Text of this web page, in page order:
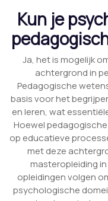
Kun je
Ja, het is mogelijk
achtergrond in
Pedagogische
basis voor het
en leren, wat
Hoewel
op educatieve
met deze
masteropleiding
opleidingen volgen
psychologische